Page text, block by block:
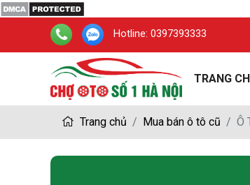
Hotline: 0397393333
TRANG
Trang chủ Mua bán ô tô cũ Ô